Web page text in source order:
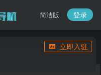
简洁版 登录
立即入驻